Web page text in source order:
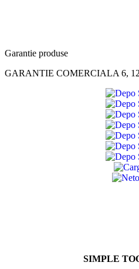
Garantie produse
GARANTIE COMERCIALA 6,
SIMPLE